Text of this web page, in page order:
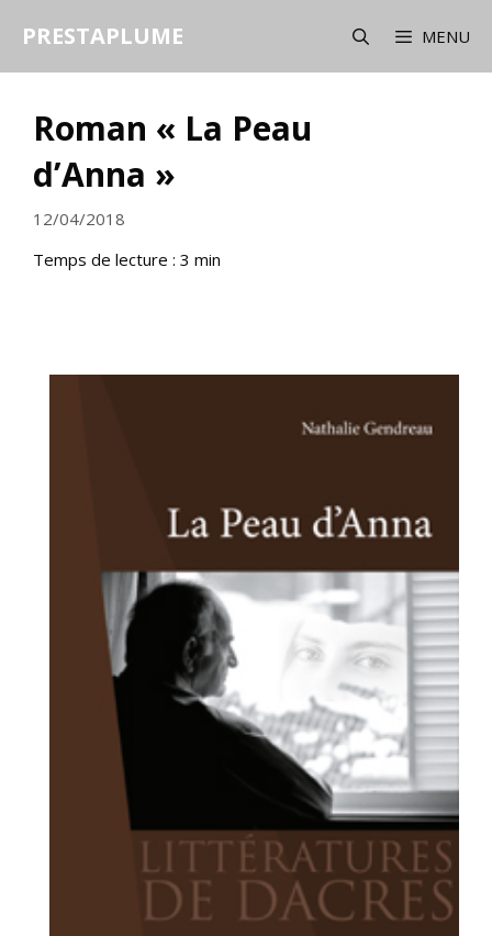
PRESTAPLUME MENU
Roman « La Peau
d’Anna »
12/04/2018
Temps de lecture : 3 min